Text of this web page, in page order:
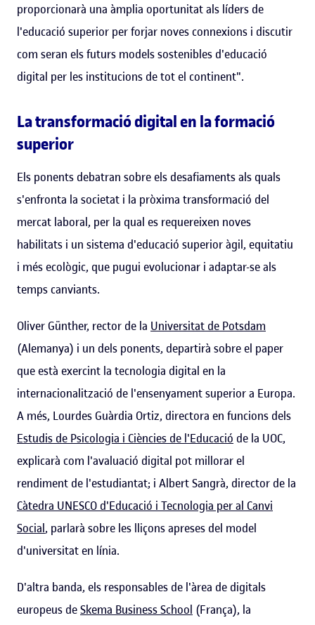
proporcionarà una àmplia oportunitat als líders de
l'educació superior per forjar noves connexions i discutir
com seran els futurs models sostenibles d'educació
digital per les institucions de tot el continent".
La transformació digital en la formació
superior
Els ponents debatran sobre els desafiaments als quals
s'enfronta la societat i la pròxima transformació del
mercat laboral, per la qual es requereixen noves
habilitats i un sistema d'educació superior àgil, equitatiu
i més ecològic, que pugui evolucionar i adaptar-se als
temps canviants.
Oliver Günther, rector de la Universitat de Potsdam
(Alemanya) i un dels ponents, departirà sobre el paper
que està exercint la tecnologia digital en la
internacionalització de l'ensenyament superior a Europa.
A més, Lourdes Guàrdia Ortiz, directora en funcions dels
Estudis de Psicologia i Ciències de l'Educació de la UOC,
explicarà com l'avaluació digital pot millorar el
rendiment de l'estudiantat; i Albert Sangrà, director de la
Càtedra UNESCO d'Educació i Tecnologia per al Canvi
Social, parlarà sobre les lliçons apreses del model
d'universitat en línia.
D'altra banda, els responsables de l'àrea de digitals
europeus deSkema Business School (França), la